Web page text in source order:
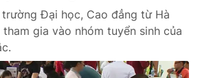
Đại học, Cao đẳng từ Hà
gia vào nhóm tuyển sinh của